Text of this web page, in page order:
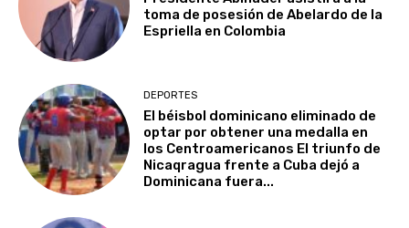
toma de posesión de Abelardo de la
Espriella en Colombia
DEPORTES
El béisbol dominicano eliminado de
optar por obtener una medalla en
los Centroamericanos El triunfo de
Nicaqragua frente a Cuba dejó a
Dominicana fuera...